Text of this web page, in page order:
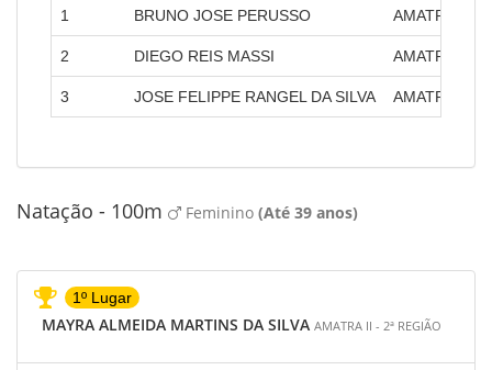
1 BRUNO JOSE PERUSSO AMATRA II -
2 DIEGO REIS MASSI AMATRA II -
3 JOSE FELIPPE RANGEL DA SILVA AMATRA I -
Natação - 100m Feminino (Até 39 anos)
1º Lugar
MAYRA ALMEIDA MARTINS DA SILVA AMATRA II - 2ª REGIÃO